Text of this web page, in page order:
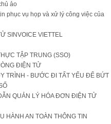
ảo
phục vụ họp và xử lý công việc của
SINVOICE VIETTEL
TẬP TRUNG (SSO)
ĐIỆN TỬ
TRÌNH - BƯỚC ĐI TẤT YẾU ĐỂ BỨT
QUẢN LÝ HÓA ĐƠN ĐIỆN TỬ
HÀNH AN TOÀN THÔNG TIN